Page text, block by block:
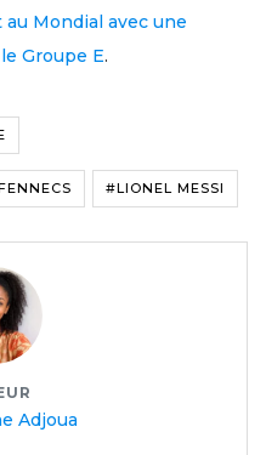
au Mondial avec une
Groupe E.
#LIONEL MESSI
Adjoua